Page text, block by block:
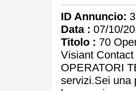
ID Annuncio:
Data : 07/10/
Titolo : 70
Visiant
OPERATORI
servizi.Sei una